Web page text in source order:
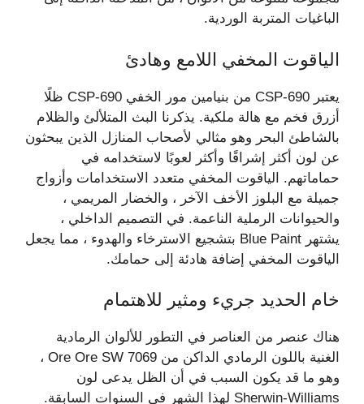
الباغيات المتربة الوردية.
الياقوت المخفي اللامع وهادئ
يعتبر CSP-690 من بنيامين مور الخفي CSP-690 ظلًا
أزرق فخم مع هالة ملكية. يذكرنا البث المتلألئ والظلام
بالشاطئ البحر وهو مثالي لأصحاب المنازل الذين يبحثون
عن لون أكثر إشراقًا وأكثر لعوبًا لاستخدامه في
حماماتهم. الياقوت المخفي متعدد الاستخدامات وأزواج
جميلة مع البلوز الأخف الآخر ، والخضار المريمي ،
والحيوانات الرملية الناعمة. في التصميم الداخلي ،
يشتهر Blue Paint بتشجيع الاسترخاء والهدوء ، مما يجعل
الياقوت المخفي إضافة هادئة إلى حمامك.
خام الحديد جريء ومثير للاهتمام
هناك عنصر من العناصر في التطور للألوان الرمادية
الغنية باللون الرمادي الداكن من Ore Ore SW 7069 ،
وهو ما قد يكون السبب في أن الظل يدعى لون
Sherwin-Williams لهذا الشهر في السنوات السابقة.